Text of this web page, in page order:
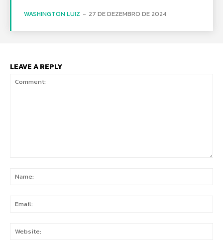
WASHINGTON LUIZ - 27 DE DEZEMBRO DE 2024
LEAVE A REPLY